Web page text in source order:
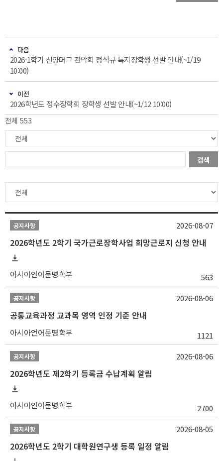
다음
2026-1학기 신양머그 관악회 정석규 특지장학생 선발 안내(~1/19
10:00)
이전
2026학년도 정수장학회 장학생 선발 안내(~1/12 10:00)
전체 553
검색
공지사항
2026학년도 2학기 국가근로장학사업 희망근로지 신청 안내
아시아언어문명학부 563
2026-08-07
공지사항
공통교육과정 교과목 영역 인정 기준 안내
아시아언어문명학부 1121
2026-08-06
공지사항
2026학년도 제2학기 등록금 수납계획 알림
아시아언어문명학부 2700
2026-08-06
공지사항
2026학년도 2학기 대학원연구생 등록 일정 알림
2026-08-05